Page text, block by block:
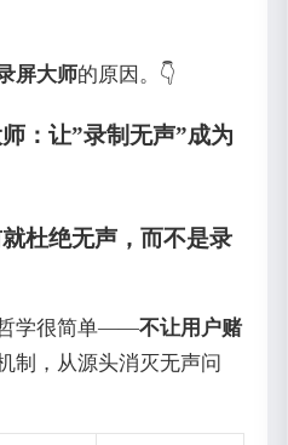
屏大师‌的原因。👇
：让”录制无声”成为
杜绝无声，而不是录
学很简单——‌不让用户赌
制，从源头消灭无声问